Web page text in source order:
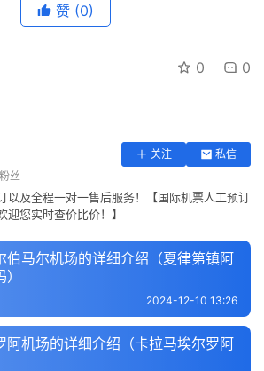
赞 (0)
0 0
关注
私信
粉丝
以及全程一对一售后服务！【国际机票人工预订
迎您实时查价比价！】
伯马尔机场的详细介绍（夏律第镇阿
2024-12-10 13:26
阿机场的详细介绍（卡拉马埃尔罗阿